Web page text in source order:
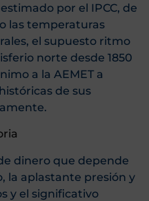
por el IPCC, de
las temperaturas
el supuesto ritmo
norte desde 1850
a la AEMET a
de sus
dinero que depende
la aplastante presión y
y el significativo